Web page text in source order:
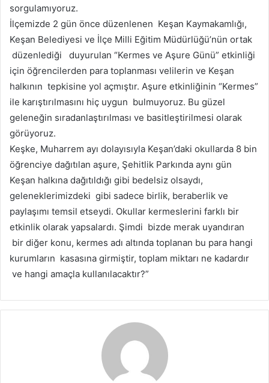
sorgulamıyoruz.
İlçemizde 2 gün önce düzenlenen Keşan Kaymakamlığı,
Keşan Belediyesi ve İlçe Milli Eğitim Müdürlüğü’nün ortak
düzenlediği duyurulan “Kermes ve Aşure Günü” etkinliği
için öğrencilerden para toplanması velilerin ve Keşan
halkının tepkisine yol açmıştır. Aşure etkinliğinin “Kermes”
ile karıştırılmasını hiç uygun bulmuyoruz. Bu güzel
geleneğin sıradanlaştırılması ve basitleştirilmesi olarak
görüyoruz.
Keşke, Muharrem ayı dolayısıyla Keşan’daki okullarda 8 bin
öğrenciye dağıtılan aşure, Şehitlik Parkında aynı gün
Keşan halkına dağıtıldığı gibi bedelsiz olsaydı,
geleneklerimizdeki gibi sadece birlik, beraberlik ve
paylaşımı temsil etseydi. Okullar kermeslerini farklı bir
etkinlik olarak yapsalardı. Şimdi bizde merak uyandıran
bir diğer konu, kermes adı altında toplanan bu para hangi
kurumların kasasına girmiştir, toplam miktarı ne kadardır
ve hangi amaçla kullanılacaktır?”